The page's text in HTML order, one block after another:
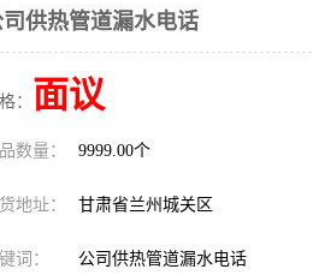
司供热管道漏水电话
： 面议
数量： 9999.00个
地址： 甘肃省兰州城关区
词： 公司供热管道漏水电话